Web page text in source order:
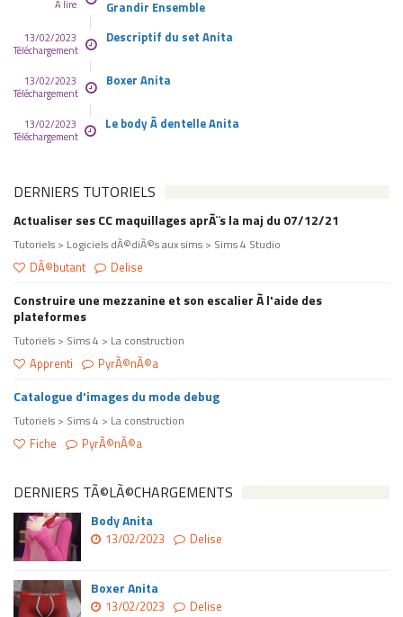
A lire
Grandir Ensemble
13/02/2023
Téléchargement
Descriptif du set Anita
13/02/2023
Téléchargement
Boxer Anita
13/02/2023
Téléchargement
Le body Ã dentelle Anita
DERNIERS TUTORIELS
Actualiser ses CC maquillages aprÃ¨s la maj du 07/12/21
Tutoriels > Logiciels dÃ©diÃ©s aux sims > Sims 4 Studio
DÃ©butant Delise
Construire une mezzanine et son escalier Ã l'aide des
plateformes
Tutoriels > Sims 4 > La construction
Apprenti PyrÃ©nÃ©a
Catalogue d'images du mode debug
Tutoriels > Sims 4 > La construction
Fiche PyrÃ©nÃ©a
DERNIERS TÃ©LÃ©CHARGEMENTS
Body Anita
13/02/2023 Delise
Boxer Anita
13/02/2023 Delise